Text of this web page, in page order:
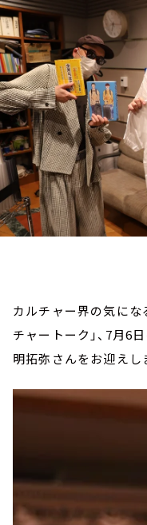
イベント・グッ
YouTube
会社情報
カルチャー界の気にな
チャートーク」、7月6
明拓弥さんをお迎えし